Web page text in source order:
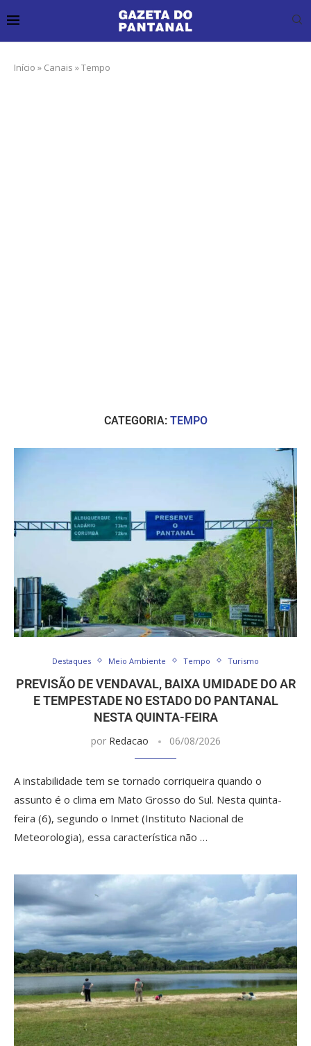
Início » Canais »Tempo
CATEGORIA: TEMPO
Destaques Meio Ambiente Tempo Turismo
PREVISÃO DE VENDAVAL, BAIXA UMIDADE DO AR
E TEMPESTADE NO ESTADO DO PANTANAL
NESTA QUINTA-FEIRA
por Redacao 06/08/2026
A instabilidade tem se tornado corriqueira quando o
assunto é o clima em Mato Grosso do Sul. Nesta quinta-
feira (6), segundo o Inmet (Instituto Nacional de
Meteorologia), essa característica não …